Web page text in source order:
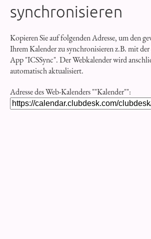
synchronisieren
Kopieren Sie auf folgenden Adresse, um den
Ihrem Kalender zu synchronisieren z.B. mit
App "ICSSync". Der Webkalender wird
automatisch aktualisiert.
Adresse des Web-Kalenders ""Kalender"":